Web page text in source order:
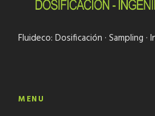
Fluideco: Dosificación · Sampling ·
MENU